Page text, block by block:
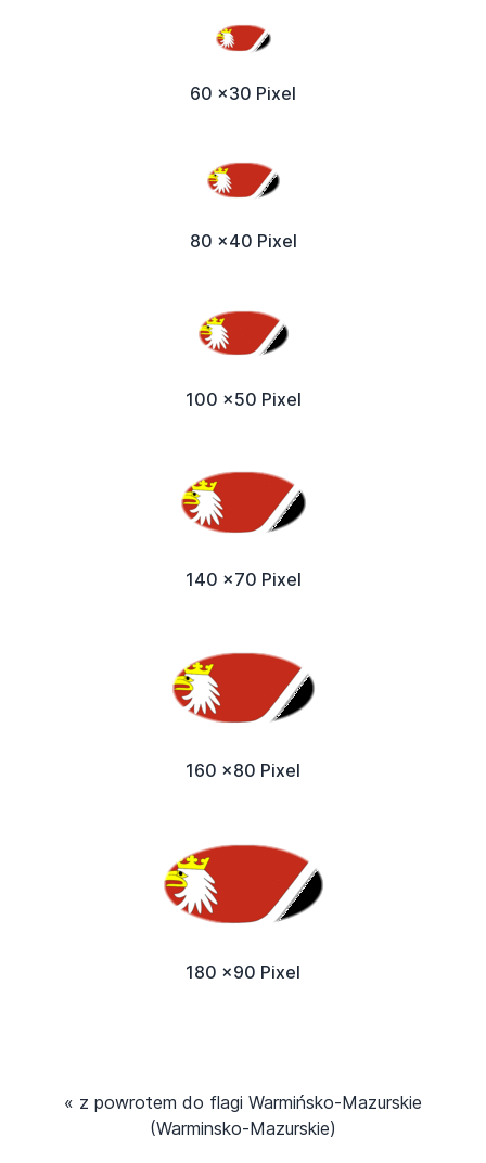
60 x30 Pixel
80 x40 Pixel
100 x50 Pixel
140 x70 Pixel
160 x80 Pixel
180 x90 Pixel
« z powrotem do flagi Warmińsko-Mazurskie
(Warminsko-Mazurskie)